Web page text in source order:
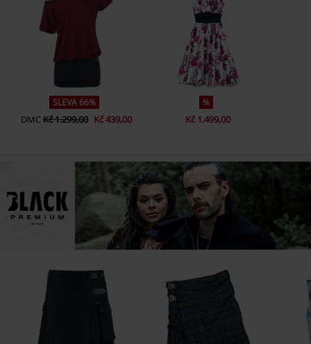
SLEVA 66%
DMCKč 1.299,00 Kč 439,00
%
Kč 1.499,00